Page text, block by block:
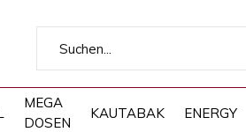
MEGA
DOSEN
KAUTABAK ENERGY